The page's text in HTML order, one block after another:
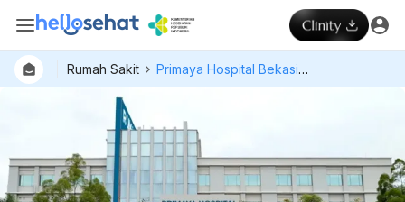
Rumah Sakit Primaya Hospital Bekasi Barat
Hospital